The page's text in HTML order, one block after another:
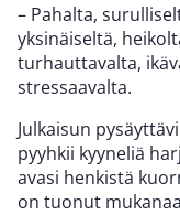
– Pahalta,
yksinäiseltä,
turhauttavalta,
stressaavalta.
Julkaisun
pyyhkii kyyneliä
avasi henkistä
on tuonut